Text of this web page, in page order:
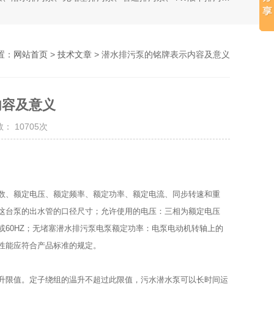
： 网站首页 > 技术文章 > 潜水排污泵的铭牌表示内容及意义
及意义
10705次
额定电压、额定频率、额定功率、额定电流、同步转速和重
泵的出水管的口径尺寸；允许使用的电压：三相为额定电压
；无堵塞潜水排污泵电泵额定功率：电泵电动机转轴上的
应符合产品标准的规定。
。定子绕组的温升不超过此限值，污水潜水泵可以长时间运